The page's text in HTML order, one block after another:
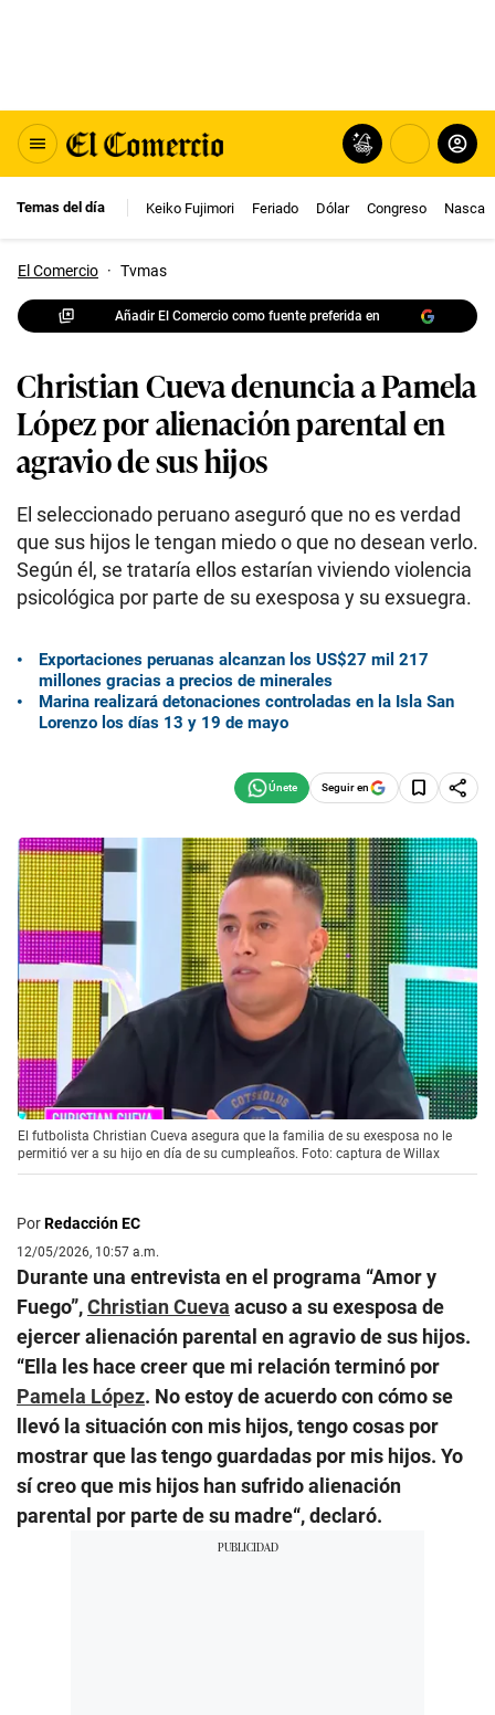
Temas del día Keiko Fujimori Feriado Dólar Congreso Nasca
El Comercio · Tvmas
Añadir El Comercio como fuente preferida en
Christian Cueva denuncia a Pamela
López por alienación parental en
agravio de sus hijos
El seleccionado peruano aseguró que no es verdad
que sus hijos le tengan miedo o que no desean verlo.
Según él, se trataría ellos estarían viviendo violencia
psicológica por parte de su exesposa y su exsuegra.
Exportaciones peruanas alcanzan los US$27 mil 217
millones gracias a precios de minerales
Marina realizará detonaciones controladas en la Isla San
Lorenzo los días 13 y 19 de mayo
Seguir en
El futbolista Christian Cueva asegura que la familia de su exesposa no le
permitió ver a su hijo en día de su cumpleaños. Foto: captura de Willax
PorRedacción EC
12/05/2026, 10:57 a.m.
Durante una entrevista en el programa “Amor y
Fuego”,Christian Cueva acuso a su exesposa de
ejercer alienación parental en agravio de sus hijos.
“Ella les hace creer que mi relación terminó por
Pamela López. No estoy de acuerdo con cómo se
llevó la situación con mis hijos, tengo cosas por
mostrar que las tengo guardadas por mis hijos. Yo
sí creo que mis hijos han sufrido alienación
parental por parte de su madre“, declaró.